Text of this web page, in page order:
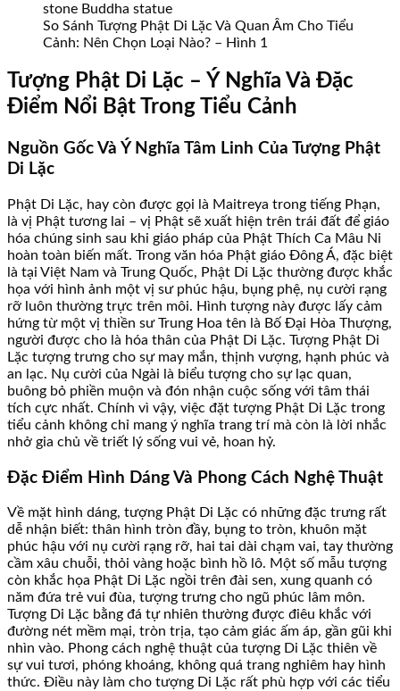
So Sánh Tượng Phật Di Lặc Và Quan Âm Cho Tiểu
Cảnh: Nên Chọn Loại Nào? – Hình 1
Tượng Phật Di Lặc – Ý Nghĩa Và Đặc
Điểm Nổi Bật Trong Tiểu Cảnh
Nguồn Gốc Và Ý Nghĩa Tâm Linh Của Tượng Phật
Di Lặc
Phật Di Lặc, hay còn được gọi là Maitreya trong tiếng Phạn,
là vị Phật tương lai – vị Phật sẽ xuất hiện trên trái đất để giáo
hóa chúng sinh sau khi giáo pháp của Phật Thích Ca Mâu Ni
hoàn toàn biến mất. Trong văn hóa Phật giáo Đông Á, đặc biệt
là tại Việt Nam và Trung Quốc, Phật Di Lặc thường được khắc
họa với hình ảnh một vị sư phúc hậu, bụng phệ, nụ cười rạng
rỡ luôn thường trực trên môi. Hình tượng này được lấy cảm
hứng từ một vị thiền sư Trung Hoa tên là Bố Đại Hòa Thượng,
người được cho là hóa thân của Phật Di Lặc. Tượng Phật Di
Lặc tượng trưng cho sự may mắn, thịnh vượng, hạnh phúc và
an lạc. Nụ cười của Ngài là biểu tượng cho sự lạc quan,
buông bỏ phiền muộn và đón nhận cuộc sống với tâm thái
tích cực nhất. Chính vì vậy, việc đặt tượng Phật Di Lặc trong
tiểu cảnh không chỉ mang ý nghĩa trang trí mà còn là lời nhắc
nhở gia chủ về triết lý sống vui vẻ, hoan hỷ.
Đặc Điểm Hình Dáng Và Phong Cách Nghệ Thuật
Về mặt hình dáng, tượng Phật Di Lặc có những đặc trưng rất
dễ nhận biết: thân hình tròn đầy, bụng to tròn, khuôn mặt
phúc hậu với nụ cười rạng rỡ, hai tai dài chạm vai, tay thường
cầm xâu chuỗi, thỏi vàng hoặc bình hồ lô. Một số mẫu tượng
còn khắc họa Phật Di Lặc ngồi trên đài sen, xung quanh có
năm đứa trẻ vui đùa, tượng trưng cho ngũ phúc lâm môn.
Tượng Di Lặc bằng đá tự nhiên thường được điêu khắc với
đường nét mềm mại, tròn trịa, tạo cảm giác ấm áp, gần gũi khi
nhìn vào. Phong cách nghệ thuật của tượng Di Lặc thiên về
sự vui tươi, phóng khoáng, không quá trang nghiêm hay hình
thức. Điều này làm cho tượng Di Lặc rất phù hợp với các tiểu